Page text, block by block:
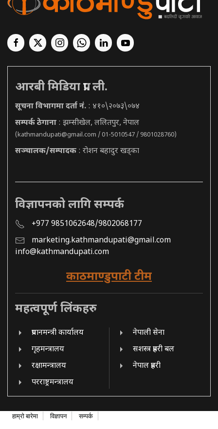
आरबी मिडिया प्रा. ली.
सूचना विभागमा दर्ता नं. : ४१०\२०७३\०७४
सम्पर्क ठेगाना : झम्सीखेल, ललितपुर, नेपाल
(kathmandupati@gmail.com / 01-5010547 / 9801028760)
सञ्चालक/सम्पादक : रोशन बहादुर खड्का
विज्ञापनको लागि सम्पर्क
+977 9851062648/9802068177
marketing.kathmandupati@gmail.com
info@kathmandupati.com
काठमाण्डुपाटी टीम
महत्वपूर्ण लिंकहरु
प्रधानमन्त्री कार्यालय
गृहमन्त्रालय
रक्षामन्त्रालय
परराष्ट्रमन्त्रालय
नेपाली सेना
सशस्त्र प्रहरी बल
नेपाल प्रहरी
हाम्रो बारेमा विज्ञापन सम्पर्क